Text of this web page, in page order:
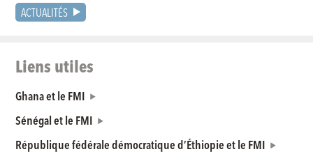
ACTUALITÉS
Liens utiles
Ghana et le FMI
Sénégal et le FMI
République fédérale démocratique d’Éthiopie et le FMI